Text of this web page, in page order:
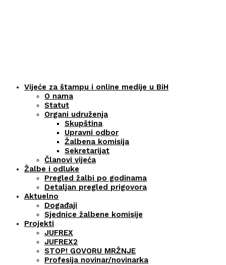
Vijeće za štampu i online medije u BiH
O nama
Statut
Organi udruženja
Skupština
Upravni odbor
Žalbena komisija
Sekretarijat
Članovi vijeća
Žalbe i odluke
Pregled žalbi po godinama
Detaljan pregled prigovora
Aktuelno
Događaji
Sjednice žalbene komisije
Projekti
JUFREX
JUFREX2
STOP! GOVORU MRŽNJE
Profesija novinar/novinarka